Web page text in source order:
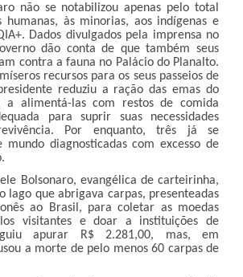
não se notabilizou apenas pelo total
humanas, às minorias, aos indígenas e
Dados divulgados pela imprensa no
dão conta de que também seus
contra a fauna no Palácio do Planalto.
recursos para os seus passeios de
reduziu a ração das emas do
a alimentá-las com restos de comida
para suprir suas necessidades
Por enquanto, três já se
mundo diagnosticadas com excesso de
Bolsonaro, evangélica de carteirinha,
lago que abrigava carpas, presenteadas
ao Brasil, para coletar as moedas
visitantes e doar a instituições de
apurar R$ 2.281,00, mas, em
a morte de pelo menos 60 carpas de